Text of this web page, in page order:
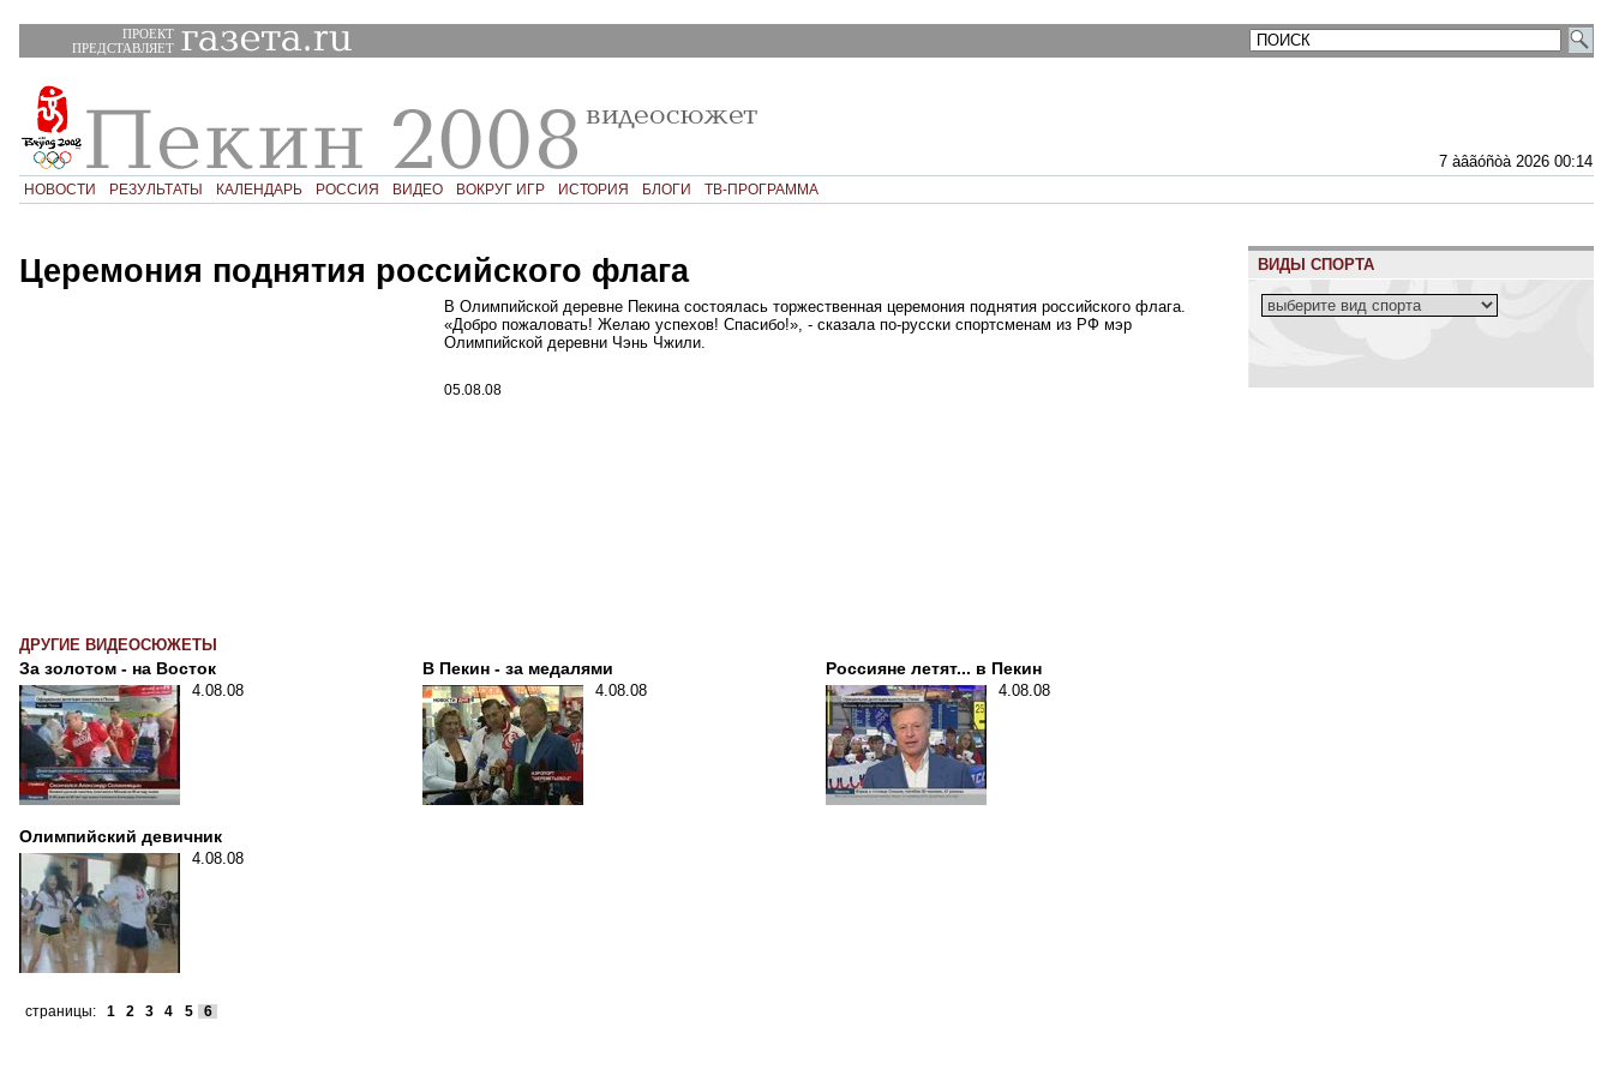
ПРОЕКТ
ПРЕДСТАВЛЯЕТ
7 àâãóñòà 2026 00:14
НОВОСТИ РЕЗУЛЬТАТЫ КАЛЕНДАРЬ РОССИЯ ВИДЕО ВОКРУГ ИГР ИСТОРИЯ БЛОГИ ТВ-ПРОГРАММА
Церемония поднятия российского флага
В Олимпийской деревне Пекина состоялась торжественная церемония поднятия российского флага.
«Добро пожаловать! Желаю успехов! Спасибо!», - сказала по-русски спортсменам из РФ мэр
Олимпийской деревни Чэнь Чжили.
05.08.08
ДРУГИЕ ВИДЕОСЮЖЕТЫ
За золотом - на Восток
В Пекин - за медалями
Россияне летят... в Пекин
4.08.08
4.08.08 4.08.08
Олимпийский девичник
4.08.08
страницы: 1 2 3 4 5 6
ВИДЫ СПОРТА